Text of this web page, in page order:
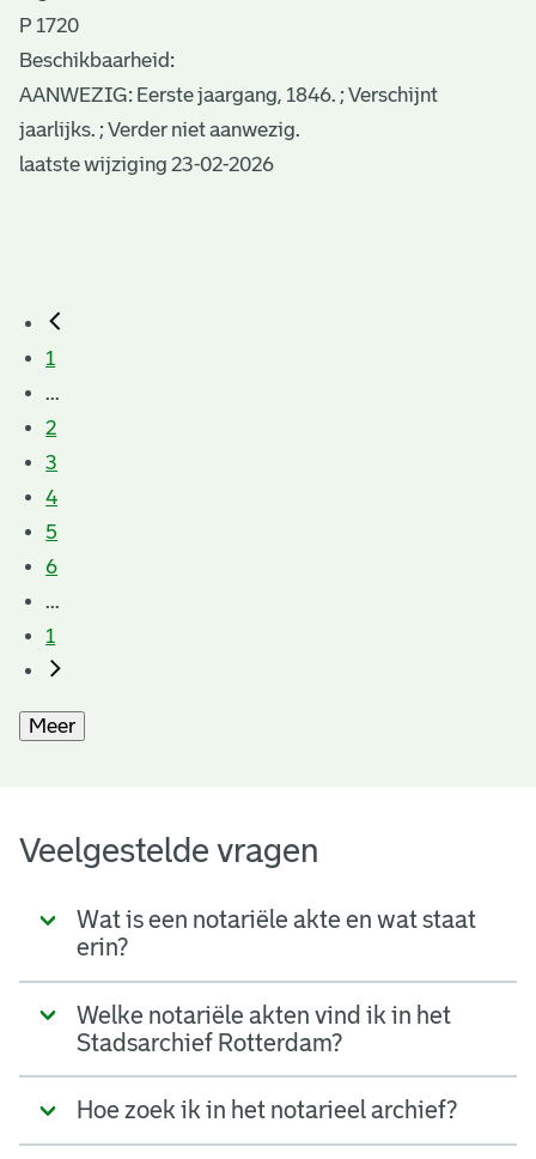
P 1720
Beschikbaarheid:
AANWEZIG: Eerste jaargang, 1846. ; Verschijnt
jaarlijks. ; Verder niet aanwezig.
laatste wijziging 23-02-2026
1
...
2
3
4
5
6
...
1
Meer
Veelgestelde vragen
Wat is een notariële akte en wat staat
erin?
Welke notariële akten vind ik in het
Stadsarchief Rotterdam?
Hoe zoek ik in het notarieel archief?